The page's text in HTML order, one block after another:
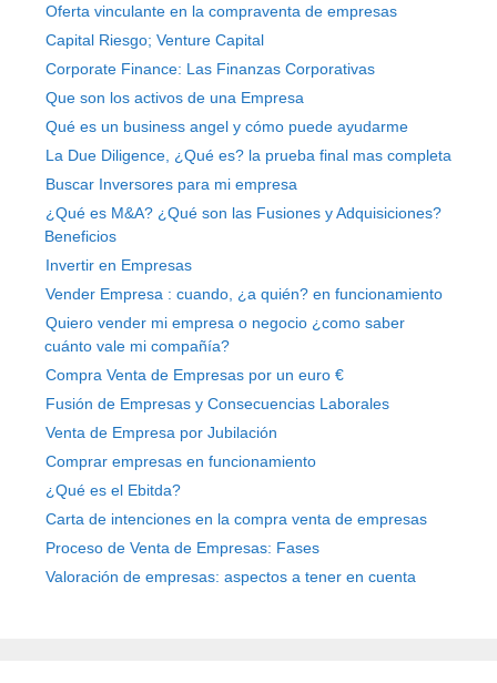
Oferta vinculante en la compraventa de empresas
Capital Riesgo; Venture Capital
Corporate Finance: Las Finanzas Corporativas
Que son los activos de una Empresa
Qué es un business angel y cómo puede ayudarme
La Due Diligence, ¿Qué es? la prueba final mas completa
Buscar Inversores para mi empresa
¿Qué es M&A? ¿Qué son las Fusiones y Adquisiciones?
Beneficios
Invertir en Empresas
Vender Empresa : cuando, ¿a quién? en funcionamiento
Quiero vender mi empresa o negocio ¿como saber
cuánto vale mi compañía?
Compra Venta de Empresas por un euro €
Fusión de Empresas y Consecuencias Laborales
Venta de Empresa por Jubilación
Comprar empresas en funcionamiento
¿Qué es el Ebitda?
Carta de intenciones en la compra venta de empresas
Proceso de Venta de Empresas: Fases
Valoración de empresas: aspectos a tener en cuenta